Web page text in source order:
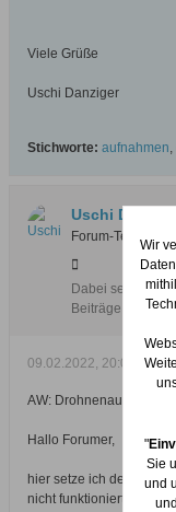
Viele Grüße
Uschi Danziger
Stichworte: aufnahmen,
Uschi Danziger
Forum-Teilnehmer
Dabei seit:
Beiträge:
538
09.02.2022, 20:02
AW: Drohnenaufnahme
Hallo Forumer,
hier setze ich den Link
nicht funktioniert, bitte
Wir
"
Sie
und